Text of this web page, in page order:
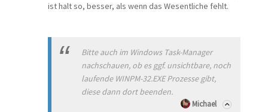
ist halt so, besser, als wenn das Wesentliche fehlt.
Bitte auch im Windows Task-Manager
nachschauen, ob es ggf. unsichtbare, noch
laufende WINPM-32.EXE Prozesse gibt,
diese dann dort beenden.
Michael